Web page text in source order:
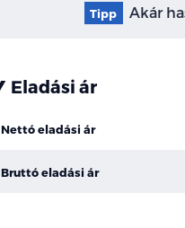
Tipp Akár
Eladási ár
Nettó eladási ár
Bruttó eladási ár